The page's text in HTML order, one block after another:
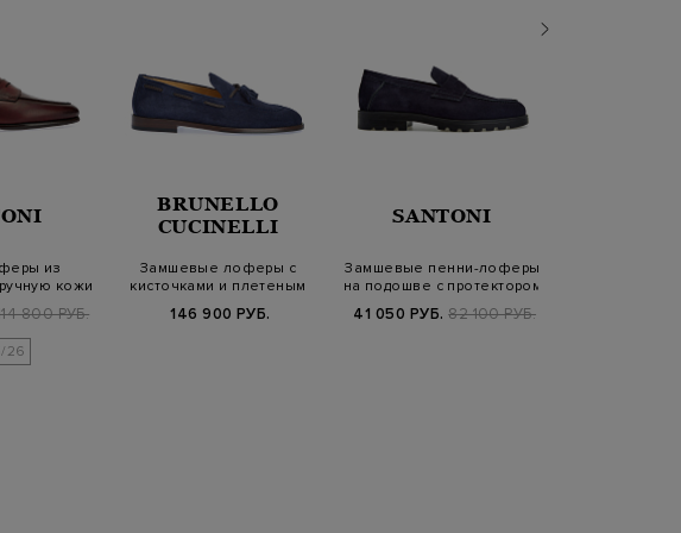
из
кожи
800 РУБ.
26
BRUNELLO
CUCINELLI
Замшевые лоферы с
кисточками и плетеным
146 900 РУБ.
SANTONI
Замшевые пенни-лоферы
на подошве с протектором
41 050 РУБ. 82 100 РУБ.